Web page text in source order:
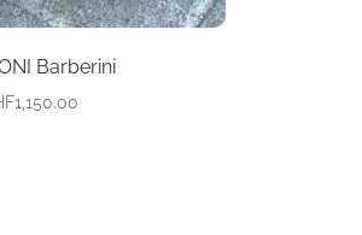
Barberini
1,150.00